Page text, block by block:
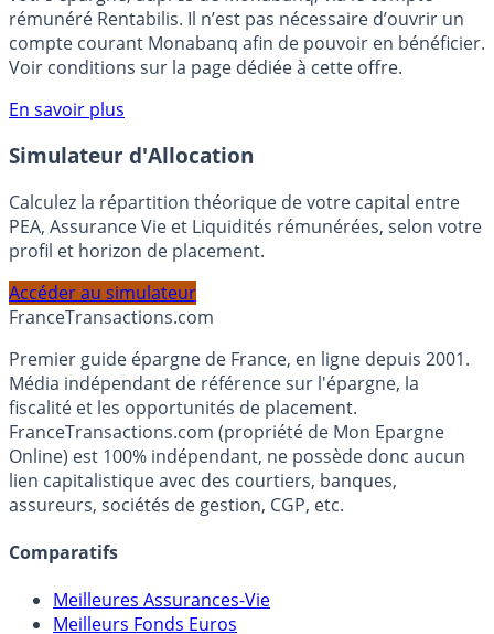
Bénéficiez de cette offre de placement sans risque pour
votre épargne, auprès de Monabanq, via le compte
rémunéré Rentabilis. Il n’est pas nécessaire d’ouvrir un
compte courant Monabanq afin de pouvoir en bénéficier.
Voir conditions sur la page dédiée à cette offre.
En savoir plus
Simulateur d'Allocation
Calculez la répartition théorique de votre capital entre
profil et horizon de placement.
FranceTransactions.com
Premier guide épargne de France, en ligne depuis 2001.
Média indépendant de référence sur l'épargne, la
fiscalité et les opportunités de placement.
FranceTransactions.com (propriété de Mon Epargne
Online) est 100% indépendant, ne possède donc aucun
assureurs, sociétés de gestion, CGP, etc.
Comparatifs